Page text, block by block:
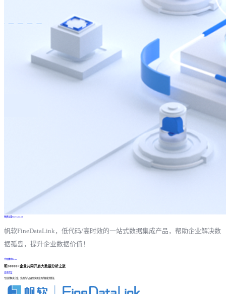
免费试用FineDataLink
帆软FineDataLink，低代码/高时效的一站式数据集成产品，帮助企业解决数
据孤岛，提升企业数据价值！
立即体验Demo
和30000+企业共同开启大数据分析之旅
咨询方案
专业的解决方案、先进的产品帮您实现业务的爆发式增长